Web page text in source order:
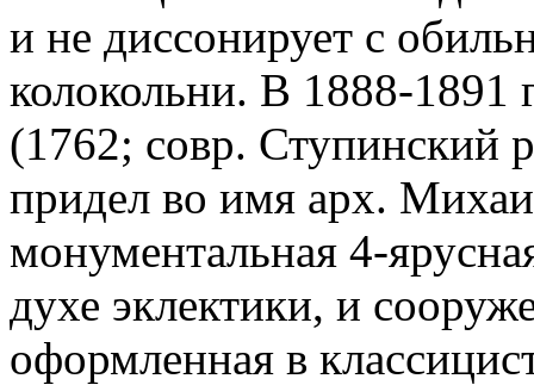
и не диссонирует с
колокольни. В 1888-1891
(1762; совр. Ступинский
придел во имя арх.
монументальная 4-
духе эклектики, и
оформленная в